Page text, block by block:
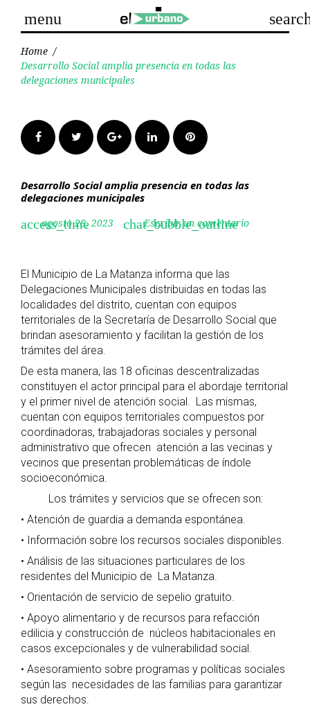
content
menu
Home /
Desarrollo Social amplia presencia en todas las
delegaciones municipales
FacebookTwitter Google+LinkedInPinterest
Desarrollo Social amplia presencia en todas las
delegaciones municipales
access_time
agosto 28, 2023 chat_bubble_outline
Escribir un comentario
El Municipio de La Matanza informa que las
Delegaciones Municipales distribuidas en todas las
localidades del distrito, cuentan con equipos
territoriales de la Secretaría de Desarrollo Social que
brindan asesoramiento y facilitan la gestión de los
trámites del área.
De esta manera, las 18 oficinas descentralizadas
constituyen el actor principal para el abordaje territorial
y el primer nivel de atención social. Las mismas,
cuentan con equipos territoriales compuestos por
coordinadoras, trabajadoras sociales y personal
administrativo que ofrecen atención a las vecinas y
vecinos que presentan problemáticas de índole
socioeconómica.
Los trámites y servicios que se ofrecen son:
• Atención de guardia a demanda espontánea.
• Información sobre los recursos sociales disponibles.
• Análisis de las situaciones particulares de los
residentes del Municipio de La Matanza.
• Orientación de servicio de sepelio gratuito.
• Apoyo alimentario y de recursos para refacción
edilicia y construcción de núcleos habitacionales en
casos excepcionales y de vulnerabilidad social.
• Asesoramiento sobre programas y políticas sociales
según las necesidades de las familias para garantizar
sus derechos.